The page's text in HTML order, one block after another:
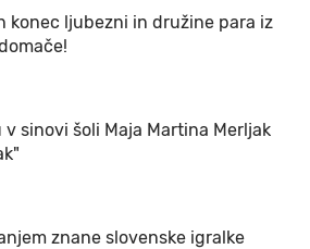
konec ljubezni in družine para iz
sinovi šoli Maja Martina Merljak
znane slovenske igralke